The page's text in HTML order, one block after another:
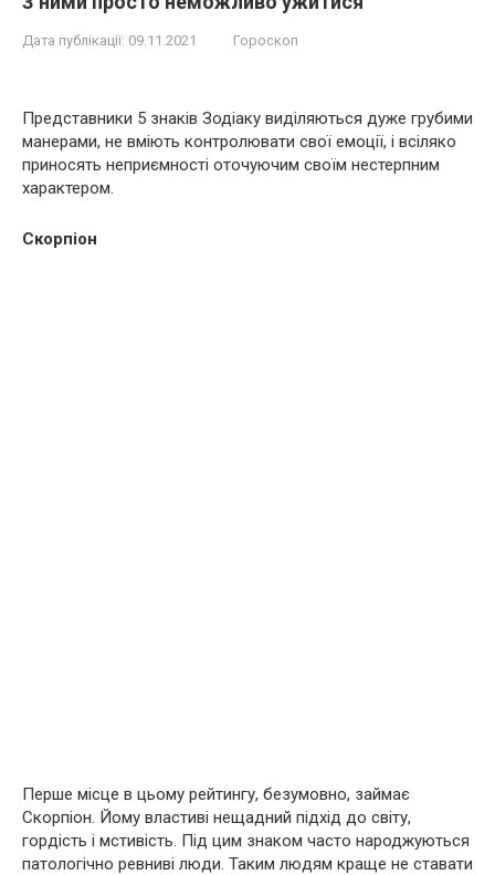
Дата публікації: 09.11.2021 Гороскоп
Представники 5 знаків Зодіаку виділяються дуже грубими
манерами, не вміють контролювати свої емоції, і всіляко
приносять неприємності оточуючим своїм нестерпним
характером.
Скорпіон
Перше місце в цьому рейтингу, безумовно, займає
Скорпіон. Йому властиві нещадний підхід до світу,
гордість і мстивість. Під цим знаком часто народжуються
патологічно ревниві люди. Таким людям краще не ставати